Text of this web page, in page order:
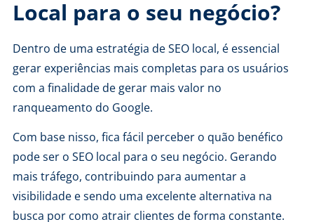
Local para o seu negócio?
Dentro de uma estratégia de SEO local, é essencial
gerar experiências mais completas para os usuários
com a finalidade de gerar mais valor no
ranqueamento do Google.
Com base nisso, fica fácil perceber o quão benéfico
pode ser o SEO local para o seu negócio. Gerando
mais tráfego, contribuindo para aumentar a
visibilidadee sendo uma excelente alternativa na
busca por como atrair clientes de forma constante.